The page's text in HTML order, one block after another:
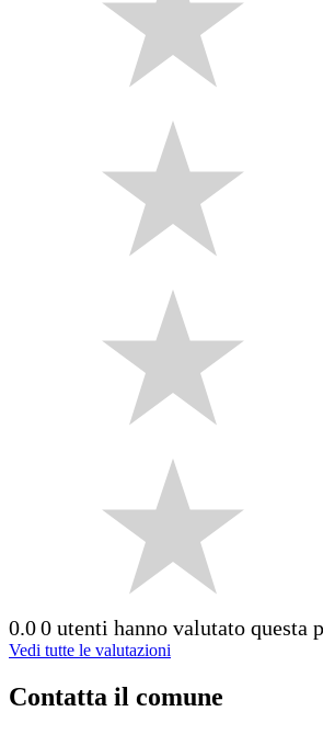
0.00 utenti hanno valutato questa
Vedi tutte le valutazioni
Contatta il comune